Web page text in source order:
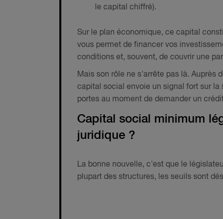
le capital chiffré).
Sur le plan économique, ce capital
vous permet de financer vos
conditions et, souvent, de couvrir une
Mais son rôle ne s'arrête pas là. Auprès
capital social envoie un signal fort sur
portes au moment de demander un
Capital social minimum
juridique ?
La bonne nouvelle, c'est que le
plupart des structures, les seuils sont